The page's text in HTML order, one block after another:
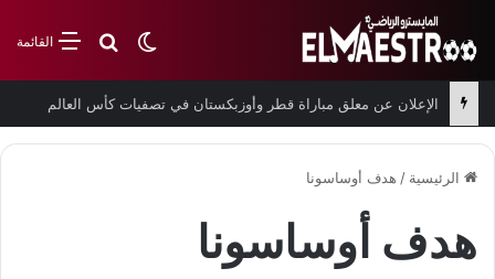
القائمةبحث عن
الوضع المظلم
الإعلان عن معلق مباراة قطر وأوزبكستان في تصفيات كأس العالم
الرئيسية / هدف أوساسونا
هدف أوساسونا